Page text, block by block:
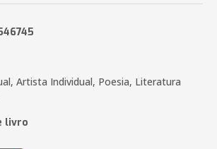
Artista Individual, Poesia, Literatura
livro